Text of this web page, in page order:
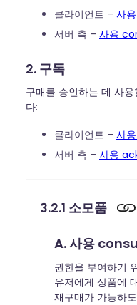
클라이언트 – 사
서버 측 – 사용
2. 구독
구매를 승인하는 데 사
다:
클라이언트 – 사
서버 측 – 사용
3.2.1 소모품
A. 사용
권한을 부여하기
유저에게 상품에
재구매가 가능하